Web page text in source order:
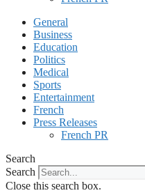
General
Business
Education
Politics
Medical
Sports
Entertainment
French
Press Releases
French PR
Search
Search
Close this search box.